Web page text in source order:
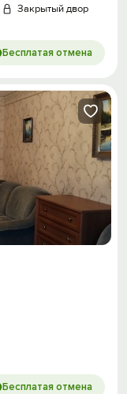
Закрытый двор
Бесплатая отмена
Бесплатая отмена